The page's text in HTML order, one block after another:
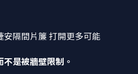
安隔間片簾 打開更多可能
是被牆壁限制。